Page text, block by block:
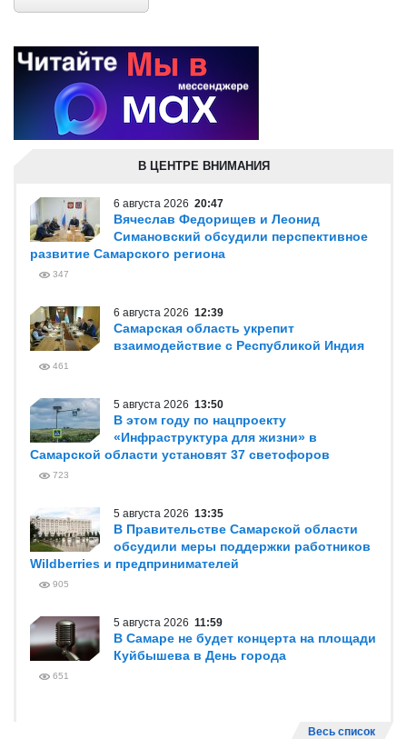
В ЦЕНТРЕ ВНИМАНИЯ
6 августа 2026 20:47
Вячеслав Федорищев и Леонид
Симановский обсудили перспективное
развитие Самарского региона
347
6 августа 2026 12:39
Самарская область укрепит
взаимодействие с Республикой Индия
461
5 августа 2026 13:50
В этом году по нацпроекту
«Инфраструктура для жизни» в
Самарской области установят 37 светофоров
723
5 августа 2026 13:35
В Правительстве Самарской области
обсудили меры поддержки работников
Wildberries и предпринимателей
905
5 августа 2026 11:59
В Самаре не будет концерта на площади
Куйбышева в День города
651
Весь список